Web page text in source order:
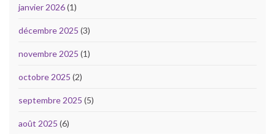
janvier 2026(1)
décembre 2025 (3)
novembre 2025 (1)
octobre 2025 (2)
septembre 2025 (5)
août 2025 (6)